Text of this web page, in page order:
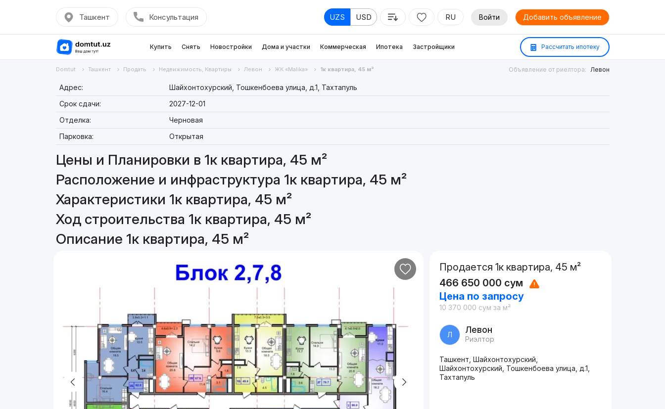
Ташкент Консультация UZS USD RU Войти Добавить объявление
Купить Снять Новостройки Дома и участки Коммерческая Ипотека Застройщики Рассчитать ипотеку
Domtut Ташкент Продать Недвижимость, Квартиры Левон ЖК «Malika» 1к квартира, 45 м² Объявление от риелтора: Левон
Адрес:
Шайхонтохурский, Тошкенбоева улица, д.1, Тахтапуль
Срок сдачи:
2027-12-01
Отделка:
Черновая
Парковка:
Открытая
Цены и Планировки в 1к квартира, 45 м²
Расположение и инфраструктура 1к квартира, 45 м²
Характеристики 1к квартира, 45 м²
Ход строительства 1к квартира, 45 м²
Описание 1к квартира, 45 м²
Продается 1к квартира, 45 м²
466 650 000 сум
Цена по запросу
10 370 000 сум за м²
Л Левон
Риэлтор
Ташкент, Шайхонтохурский,
Шайхонтохурский, Тошкенбоева улица, д.1,
Тахтапуль